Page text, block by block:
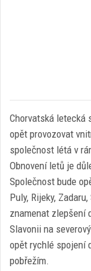
Chorvatská letecká
opět provozovat
společnost létá v
Obnovení letů je
Společnost bude
Puly, Rijeky,
znamenat zlepšení
Slavonii na
opět rychlé spojení
pobřežím.